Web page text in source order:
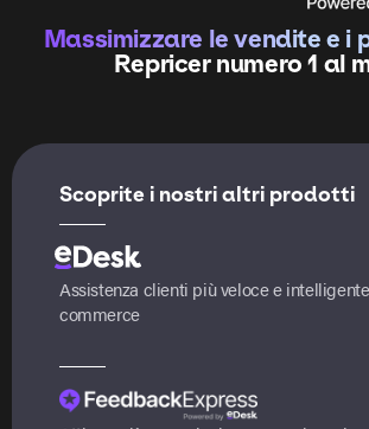
Massimizzare le vendite e i
Repricer numero 1 al
Scoprite i nostri altri prodotti
Assistenza clienti più veloce e intelligente
commerce